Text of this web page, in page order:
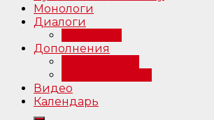
Монологи
Диалоги
Дополнения
Видео
Календарь